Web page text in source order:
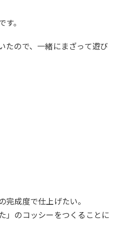
。
たので、一緒にまざって遊び
完成度で仕上げたい。
」のコッシーをつくることに